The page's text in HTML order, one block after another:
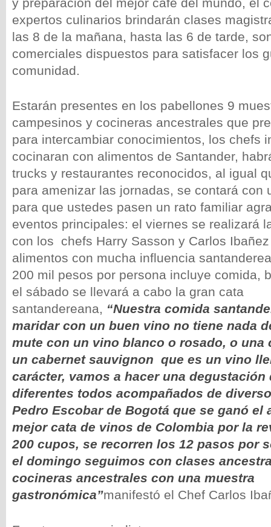
expertos culinarios brindarán clases
las 8 de la mañana, hasta las 6 de tarde,
comerciales dispuestos para satisfacer los
comunidad.
Estarán presentes en los pabellones 9
campesinos y cocineras ancestrales que
para intercambiar conocimientos, los chefs
cocinaran con alimentos de Santander,
trucks y restaurantes reconocidos, al igual
para amenizar las jornadas, se contará con
para que ustedes pasen un rato familiar
eventos principales: el viernes se realizará
con los chefs Harry Sasson y Carlos
alimentos con mucha influencia
200 mil pesos por persona incluye comida,
el sábado se llevará a cabo la gran cata
santandereana, “Nuestra comida
maridar con un buen vino no tiene nada
mute con un vino blanco o rosado, o una
un cabernet sauvignon que es un vino
carácter, vamos a hacer una degustación
diferentes todos acompañados de
Pedro Escobar de Bogotá que se ganó el
mejor cata de vinos de Colombia por la
200 cupos, se recorren los 12 pasos por
el domingo seguimos con clases
cocineras ancestrales con una muestra
gastronómica”manifestó el Chef Carlos